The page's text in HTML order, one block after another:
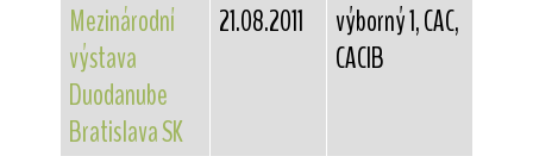
Mezinárodní
výstava
Duodanube
Bratislava SK
21.08.2011
výborný 1, CAC,
CACIB